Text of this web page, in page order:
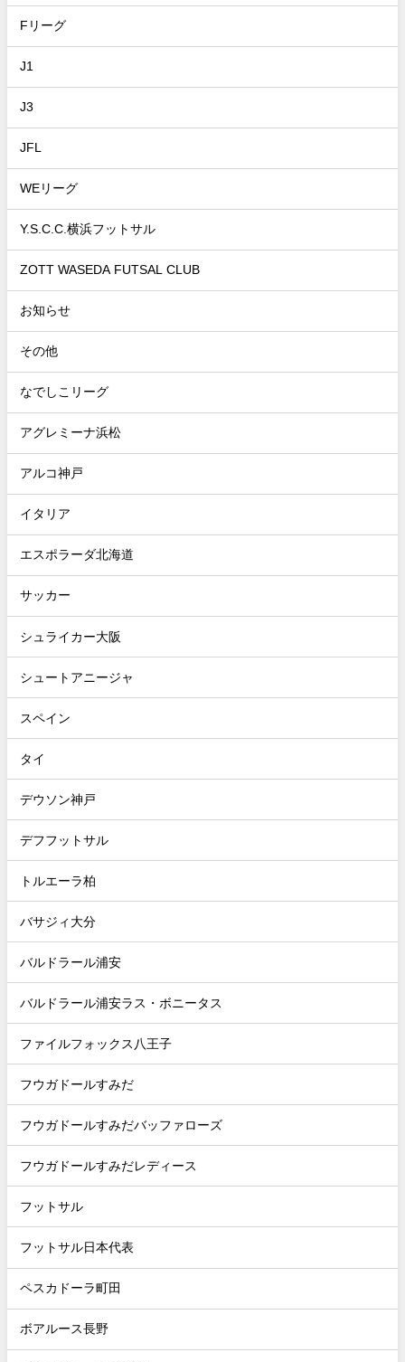
Fリーグ
J1
J3
JFL
WEリーグ
Y.S.C.C.横浜フットサル
ZOTT WASEDA FUTSAL CLUB
お知らせ
その他
なでしこリーグ
アグレミーナ浜松
アルコ神戸
イタリア
エスポラーダ北海道
サッカー
シュライカー大阪
シュートアニージャ
スペイン
タイ
デウソン神戸
デフフットサル
トルエーラ柏
バサジィ大分
バルドラール浦安
バルドラール浦安ラス・ボニータス
ファイルフォックス八王子
フウガドールすみだ
フウガドールすみだバッファローズ
フウガドールすみだレディース
フットサル
フットサル日本代表
ペスカドーラ町田
ボアルース長野